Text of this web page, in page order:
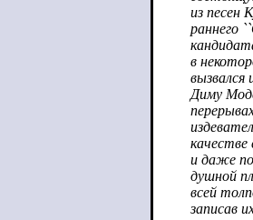
из песен
раннего
в
вызвался
Диму
качестве
и даже
душной
всей
записав